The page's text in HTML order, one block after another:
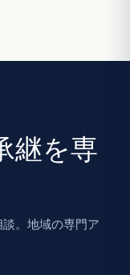
継を専
。地域の専門ア